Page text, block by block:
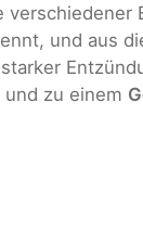
verschiedener
und aus
und zu einem